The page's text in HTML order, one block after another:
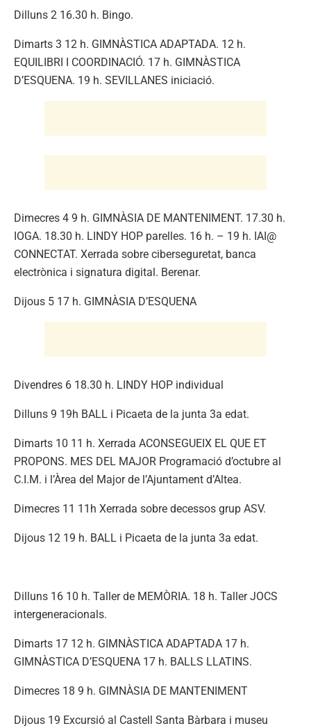
Dilluns 2 16.30 h. Bingo.
Dimarts 3 12 h. GIMNÀSTICA ADAPTADA. 12 h.
EQUILIBRI I COORDINACIÓ. 17 h. GIMNÀSTICA
D’ESQUENA. 19 h. SEVILLANES iniciació.
Dimecres 4 9 h. GIMNÀSIA DE MANTENIMENT. 17.30 h.
IOGA. 18.30 h. LINDY HOP parelles. 16 h. – 19 h. IAI@
CONNECTAT. Xerrada sobre ciberseguretat, banca
electrònica i signatura digital. Berenar.
Dijous 5 17 h. GIMNÀSIA D’ESQUENA
Divendres 6 18.30 h. LINDY HOP individual
Dilluns 9 19h BALL i Picaeta de la junta 3a edat.
Dimarts 10 11 h. Xerrada ACONSEGUEIX EL QUE ET
PROPONS. MES DEL MAJOR Programació d’octubre al
C.I.M. i l’Àrea del Major de l’Ajuntament d’Altea.
Dimecres 11 11h Xerrada sobre decessos grup ASV.
Dijous 12 19 h. BALL i Picaeta de la junta 3a edat.
Dilluns 16 10 h. Taller de MEMÒRIA. 18 h. Taller JOCS
intergeneracionals.
Dimarts 17 12 h. GIMNÀSTICA ADAPTADA 17 h.
GIMNÀSTICA D’ESQUENA 17 h. BALLS LLATINS.
Dimecres 18 9 h. GIMNÀSIA DE MANTENIMENT
Dijous 19 Excursió al Castell Santa Bàrbara i museu